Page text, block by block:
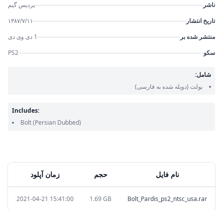
نام فایل حجم زمان آپلود
Bolt_Pardis_ps2_ntsc_usa.rar
1.69 GB
2021-04-21 15:41:00
ناشر
پردیس گیم
تاریخ انتشار
۱۳۸۷/۷/۱۱
منتشر شده بر
1 دی وی دی
سکو
PS2
شامل:
بولت (دوبله شده به فارسی)
Includes:
Bolt(Persian Dubbed)